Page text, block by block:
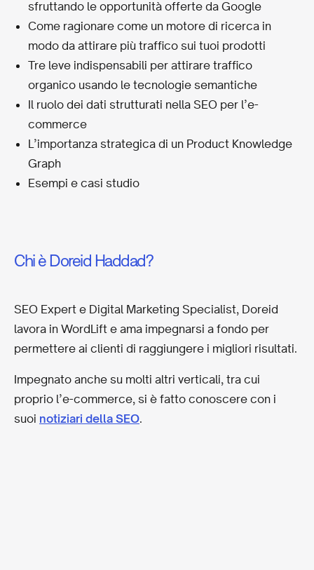
sfruttando le opportunità offerte da Google
Come ragionare come un motore di ricerca in
modo da attirare più traffico sui tuoi prodotti
Tre leve indispensabili per attirare traffico
organico usando le tecnologie semantiche
Il ruolo dei dati strutturati nella SEO per l’e-
commerce
L’importanza strategica di un Product Knowledge
Graph
Esempi e casi studio
Chi è Doreid Haddad?
SEO Expert e Digital Marketing Specialist, Doreid
lavora in WordLift e ama impegnarsi a fondo per
permettere ai clienti di raggiungere i migliori risultati.
Impegnato anche su molti altri verticali, tra cui
proprio l’e-commerce, si è fatto conoscere con i
suoi notiziari della SEO.